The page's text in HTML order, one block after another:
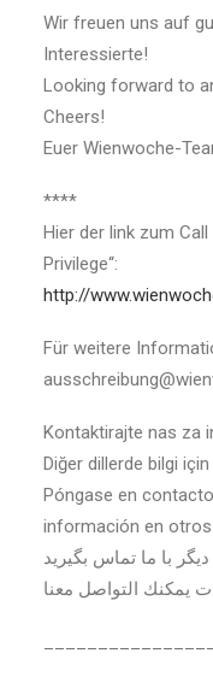
Wir freuen uns auf
Interessierte!
Looking forward to
Cheers!
Euer Wienwoche-
****
Hier der link zum
Privilege“:
http://
Für weitere
Kontaktirajte nas za
Diğer dillerde bilgi için
Póngase en
información en
يمكنك التواصل معنا